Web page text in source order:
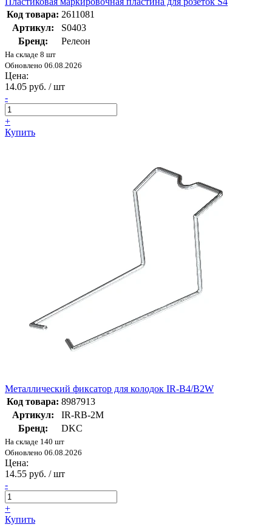
Код товара: 2611081
Артикул:
S0403
Бренд:
Релеон
На складе 8 шт
Обновлено 06.08.2026
Цена:
14.05 руб. / шт
-
+
Купить
Металлический фиксатор для колодок IR-B4/B2W
Код товара: 8987913
Артикул:
IR-RB-2M
Бренд:
DKC
На складе 140 шт
Обновлено 06.08.2026
Цена:
14.55 руб. / шт
-
+
Купить